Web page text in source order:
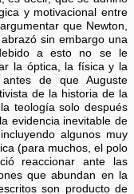
y motivacional entre
que Newton,
sin embargo una
a esto no se le
la óptica, la física y la
antes de que Auguste
de la historia de la
teología solo después
evidencia inevitable de
algunos muy
(para muchos, el polo
reaccionar ante las
que abundan en la
son producto de